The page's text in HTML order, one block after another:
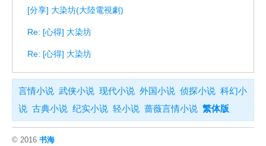
[分享] 大染坊(大陸電視劇)
Re: [心得] 大染坊
Re: [心得] 大染坊
言情小说 武侠小说 现代小说 外国小说 侦探小说 科幻小
说 古典小说 纪实小说 轻小说 蔷薇言情小说 繁体版
© 2016 书海